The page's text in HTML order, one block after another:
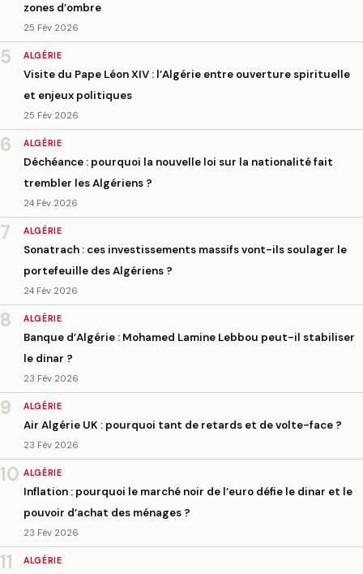
zones d’ombre
25 Fév 2026
5 ALGÉRIE
Visite du Pape Léon XIV : l’Algérie entre ouverture spirituelle
et enjeux politiques
25 Fév 2026
6 ALGÉRIE
Déchéance : pourquoi la nouvelle loi sur la nationalité fait
trembler les Algériens ?
24 Fév 2026
7 ALGÉRIE
Sonatrach : ces investissements massifs vont-ils soulager le
portefeuille des Algériens ?
24 Fév 2026
8 ALGÉRIE
Banque d’Algérie : Mohamed Lamine Lebbou peut-il stabiliser
le dinar ?
23 Fév 2026
9 ALGÉRIE
Air Algérie UK : pourquoi tant de retards et de volte-face ?
23 Fév 2026
10 ALGÉRIE
Inflation : pourquoi le marché noir de l’euro défie le dinar et le
pouvoir d’achat des ménages ?
23 Fév 2026
11 ALGÉRIE